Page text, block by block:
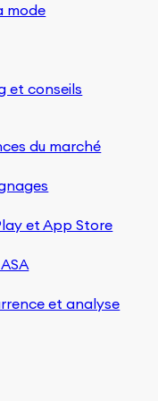
mode
et conseils
du marché
et App Store
et analyse